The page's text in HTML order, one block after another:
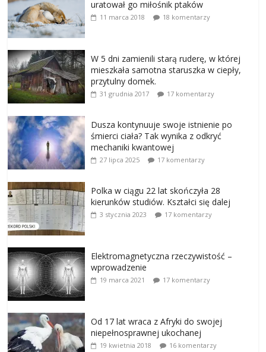
uratował go miłośnik ptaków
11 marca 2018 18 komentarzy
W 5 dni zamienili starą ruderę, w której
mieszkała samotna staruszka w ciepły,
przytulny domek.
31 grudnia 2017 17 komentarzy
Dusza kontynuuje swoje istnienie po
śmierci ciała? Tak wynika z odkryć
mechaniki kwantowej
27 lipca 2025 17 komentarzy
Polka w ciągu 22 lat skończyła 28
kierunków studiów. Kształci się dalej
3 stycznia 2023 17 komentarzy
Elektromagnetyczna rzeczywistość –
wprowadzenie
19 marca 2021 17 komentarzy
Od 17 lat wraca z Afryki do swojej
niepełnosprawnej ukochanej
19 kwietnia 2018 16 komentarzy